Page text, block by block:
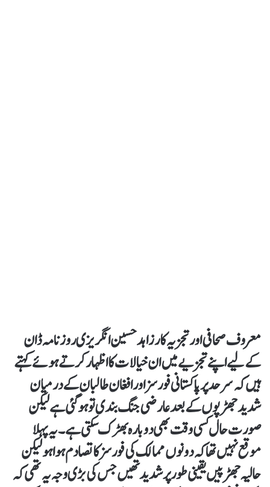
معروف صحافی اور تجزیہ کار زاہد حسین انگریزی روزنامہ ڈان
کے لیے اپنے تجزیے میں ان خیالات کا اظہار کرتے ہوئے کہتے
ہیں کہ سرحد پر پاکستانی فورسز اور افغان طالبان کے درمیان
شدید جھڑپوں کے بعد عارضی جنگ بندی تو ہو گئی ہے لیکن
صورت حال کسی وقت بھی دوبارہ بھڑک سکتی ہے۔ یہ پہلا
موقع نہیں تھا کہ دونوں ممالک کی فورسز کا تصادم ہوا ہو لیکن
حالیہ جھڑپیں یقینی طور پر شدید تھیں جس کی بڑی وجہ یہ تھی کہ